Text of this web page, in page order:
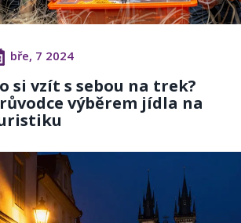
bře, 7 2024
si vzít s sebou na trek?
výběrem jídla na